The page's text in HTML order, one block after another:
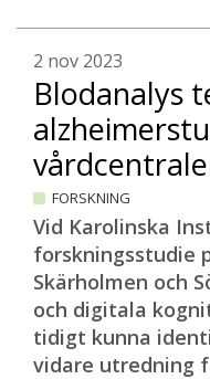
2 nov 2023
Blodanalys
FORSKNING
Vid Karolinska
forskningsstudie
Skärholmen och
och digitala
tidigt kunna
vidare utredning